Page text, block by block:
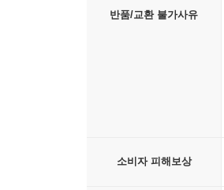
반품/교환 불가사유
소비자 피해보상